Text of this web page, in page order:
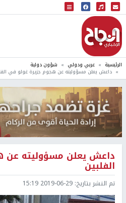
البث المباشر
إذاعة النجاح
الرئيسية عربي ودولي شؤون دولية
داعش يعلن مسؤوليته عن هجوم جزيرة غولو في
داعش يعلن مسؤوليته عن
الفلبين
تم النشر بتاريخ: 2019-06-29 15:19